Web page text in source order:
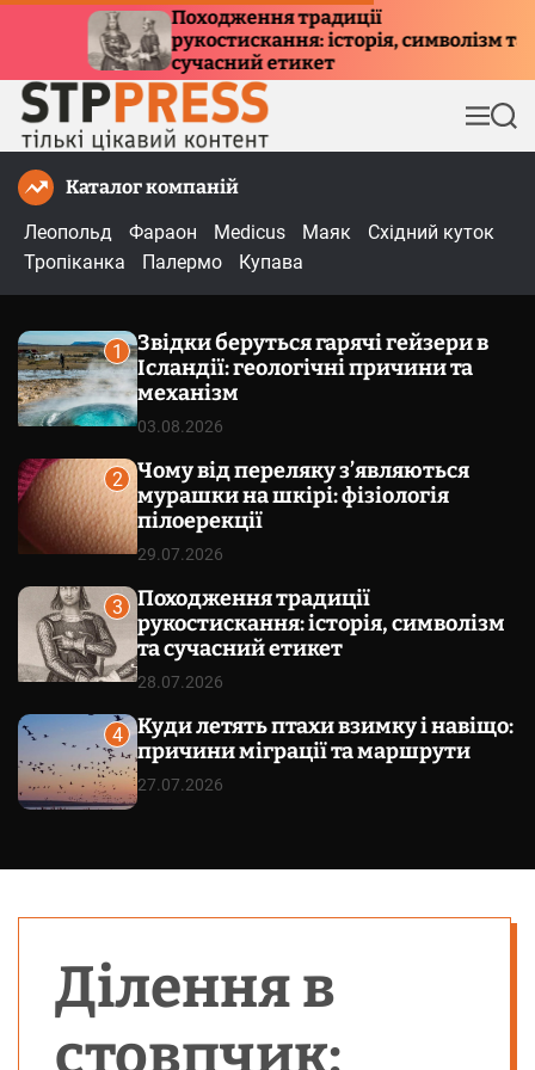
традиції
історія, символізм та
етикет
Куди летять
причини
М
е
П
о
Каталог компаній
Леопольд
Фараон Medicus Маяк
Східний куток
Тропіканка
Палермо Купава
1
Звідки беруться гарячі гейзери в
Ісландії: геологічні причини та
механізм
03.08.2026
2
Чому від переляку з’являються
мурашки на шкірі: фізіологія
пілоерекції
29.07.2026
3
Походження традиції
рукостискання: історія, символізм
та сучасний етикет
28.07.2026
4
Куди летять птахи взимку і навіщо:
причини міграції та маршрути
27.07.2026
Ділення в
стовпчик: